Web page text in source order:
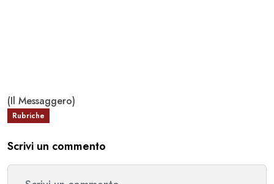
(Il Messaggero)
Rubriche
Scrivi un commento